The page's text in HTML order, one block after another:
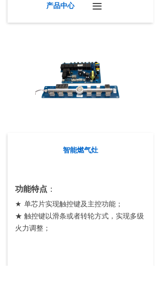
华瑞昇杯
功能特点 ：
★ 单芯片实现触控键及主控功能；
★ 触控键以滑条或者转轮方式，实现多级
火力调整；
智能燃气灶
产品中心 끀